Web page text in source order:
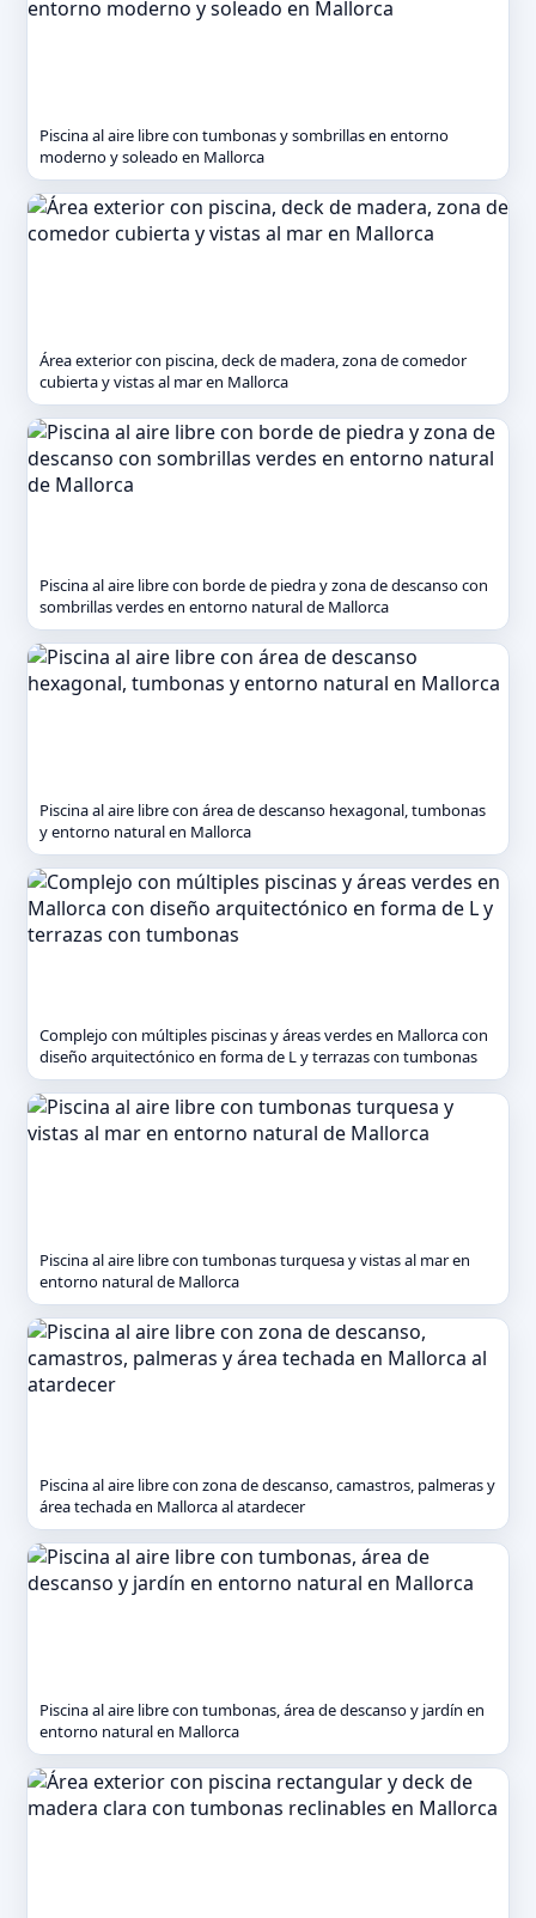
Piscina al aire libre con tumbonas y sombrillas en entorno
moderno y soleado en Mallorca
Área exterior con piscina, deck de madera, zona de comedor
cubierta y vistas al mar en Mallorca
Piscina al aire libre con borde de piedra y zona de descanso con
sombrillas verdes en entorno natural de Mallorca
Piscina al aire libre con área de descanso hexagonal, tumbonas
y entorno natural en Mallorca
Complejo con múltiples piscinas y áreas verdes en Mallorca con
diseño arquitectónico en forma de L y terrazas con tumbonas
Piscina al aire libre con tumbonas turquesa y vistas al mar en
entorno natural de Mallorca
Piscina al aire libre con zona de descanso, camastros, palmeras y
área techada en Mallorca al atardecer
Piscina al aire libre con tumbonas, área de descanso y jardín en
entorno natural en Mallorca